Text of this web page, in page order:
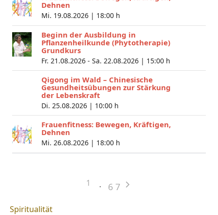
Dehnen
Mi. 19.08.2026 | 18:00 h
Beginn der Ausbildung in
Pflanzenheilkunde (Phytotherapie)
Grundkurs
Fr. 21.08.2026 - Sa. 22.08.2026 | 15:00 h
Qigong im Wald – Chinesische
Gesundheitsübungen zur Stärkung
der Lebenskraft
Di. 25.08.2026 | 10:00 h
Frauenfitness: Bewegen, Kräftigen,
Dehnen
Mi. 26.08.2026 | 18:00 h
1 6 7
Spiritualität